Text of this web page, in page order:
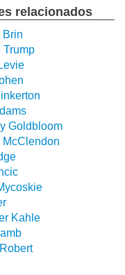
relacionados
Brin
Trump
Goldbloom
McClendon
Kahle